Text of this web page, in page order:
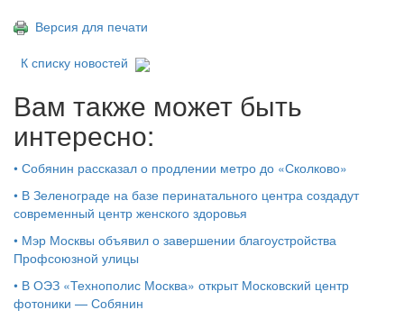
Версия для печати
К списку новостей
Вам также может быть
интересно:
• Собянин рассказал о продлении метро до «Сколково»
• В Зеленограде на базе перинатального центра создадут
современный центр женского здоровья
• Мэр Москвы объявил о завершении благоустройства
Профсоюзной улицы
• В ОЭЗ «Технополис Москва» открыт Московский центр
фотоники — Собянин